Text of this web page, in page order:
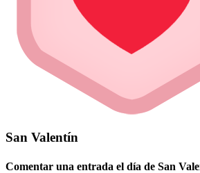
San Valentín
Comentar una entrada el día de San